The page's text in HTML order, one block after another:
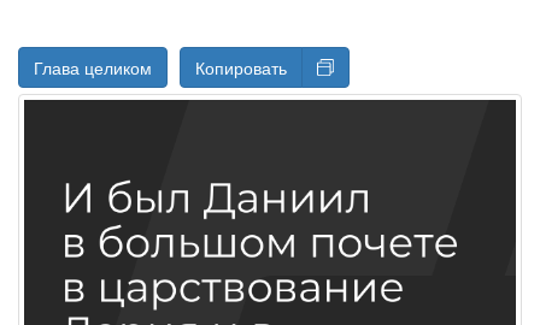
Глава целиком Копировать